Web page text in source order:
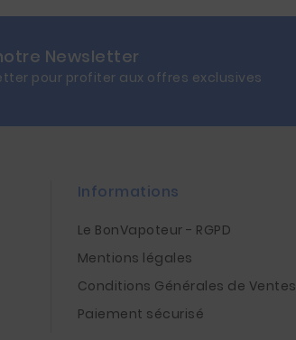
Newsletter
pour profiter aux offres exclusives
Informations
Le BonVapoteur - RGPD
Mentions légales
Conditions Générales de Ventes
Paiement sécurisé